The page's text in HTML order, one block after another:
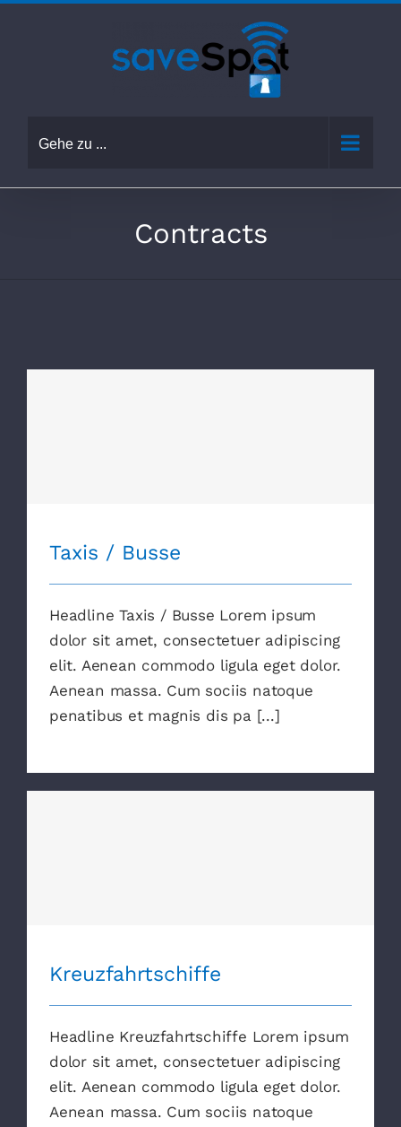
Gehe zu ...
Contracts
Taxis / Busse
Headline Taxis / Busse Lorem ipsum
dolor sit amet, consectetuer adipiscing
elit. Aenean commodo ligula eget dolor.
Aenean massa. Cum sociis natoque
penatibus et magnis dis pa [...]
Kreuzfahrtschiffe
Headline Kreuzfahrtschiffe Lorem ipsum
dolor sit amet, consectetuer adipiscing
elit. Aenean commodo ligula eget dolor.
Aenean massa. Cum sociis natoque